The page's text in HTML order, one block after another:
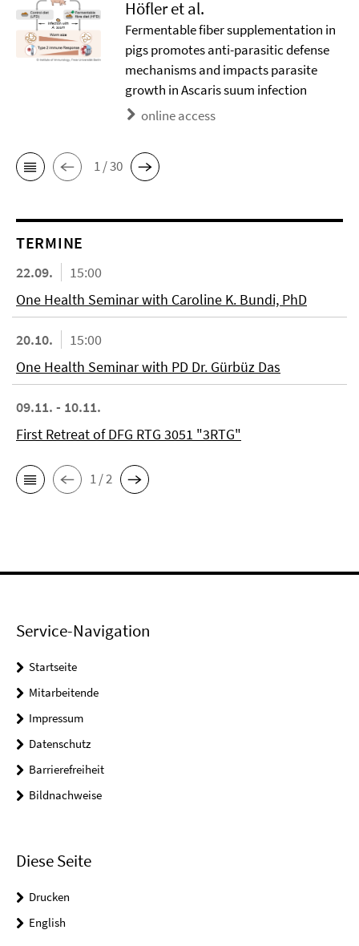
Höfler et al.
Fermentable fiber supplementation in
pigs promotes anti-parasitic defense
mechanisms and impacts parasite
growth in Ascaris suum infection
online access
1 / 30
TERMINE
22.09.
15:00
One Health Seminar with Caroline K. Bundi, PhD
20.10.
15:00
One Health Seminar with PD Dr. Gürbüz Das
09.11. - 10.11.
First Retreat of DFG RTG 3051 "3RTG"
1 / 2
Service-Navigation
Startseite
Mitarbeitende
Impressum
Datenschutz
Barrierefreiheit
Bildnachweise
Diese Seite
Drucken
English